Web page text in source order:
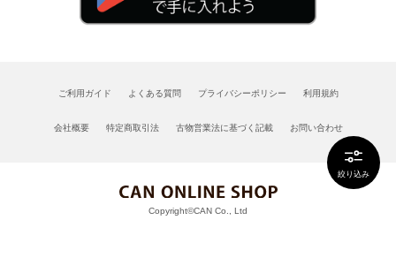
絞り込み
ご利用ガイド よくある質問 プライバシーポリシー 利用規約
会社概要 特定商取引法 古物営業法に基づく記載 お問い合わせ
Copyright©CAN Co., Ltd